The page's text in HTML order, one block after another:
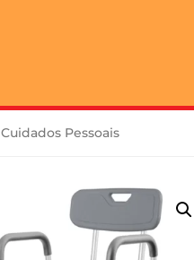
Cuidados Pessoais